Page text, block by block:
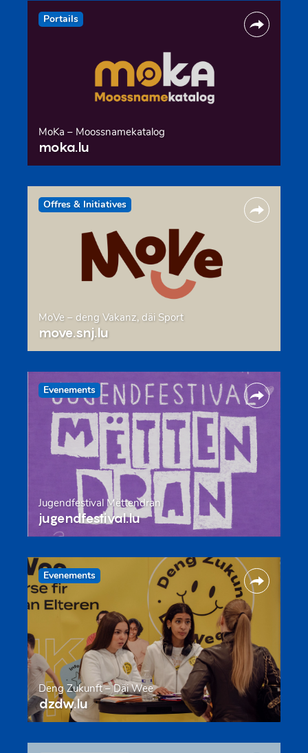
Portails
MoKa – Moossnamekatalog
moka.lu
Offres & Initiatives
MoVe – deng Vakanz, däi Sport
move.snj.lu
Evenements
Jugendfestival Mëttendran
jugendfestival.lu
Evenements
Deng Zukunft – Däi Wee
dzdw.lu